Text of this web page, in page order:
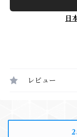
日
レビュー